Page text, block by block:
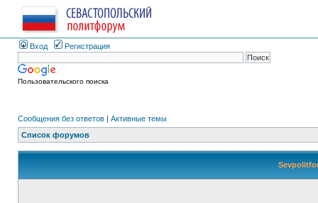
Вход Регистрация
Пользовательского поиска
Сообщения без ответов | Активные темы
Список форумов